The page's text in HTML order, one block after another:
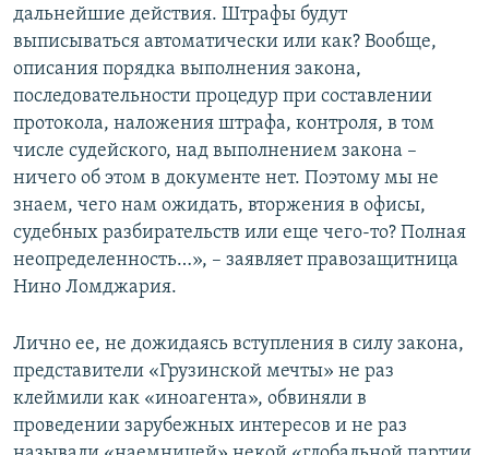
дальнейшие действия. Штрафы будут
выписываться автоматически или как? Вообще,
описания порядка выполнения закона,
последовательности процедур при составлении
протокола, наложения штрафа, контроля, в том
числе судейского, над выполнением закона –
ничего об этом в документе нет. Поэтому мы не
знаем, чего нам ожидать, вторжения в офисы,
судебных разбирательств или еще чего-то? Полная
неопределенность…», – заявляет правозащитница
Нино Ломджария.
Лично ее, не дожидаясь вступления в силу закона,
представители «Грузинской мечты» не раз
клеймили как «иноагента», обвиняли в
проведении зарубежных интересов и не раз